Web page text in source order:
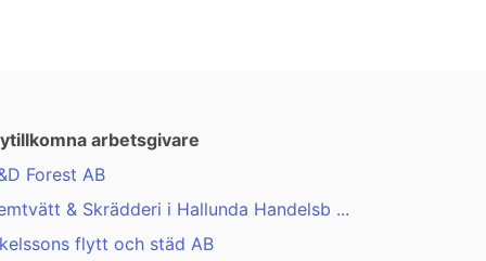
arbetsgivare
Forest AB
& Skrädderi i Hallunda Handelsb ...
flytt och städ AB